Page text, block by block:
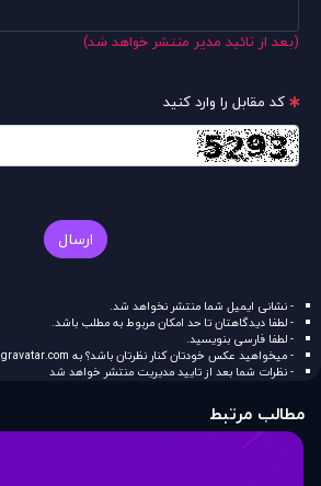
(بعد از تائید مدیر منتشر خواهد شد)
کد مقابل را وارد کنید
ارسال
- نشانی ایمیل شما منتشر نخواهد شد.
- لطفا دیدگاهتان تا حد امکان مربوط به مطلب باشد.
- لطفا فارسی بنویسید.
- میخواهید عکس خودتان کنار نظرتان باشد؟ به gravatar.com
- نظرات شما بعد از تایید مدیریت منتشر خواهد شد
مطالب مرتبط